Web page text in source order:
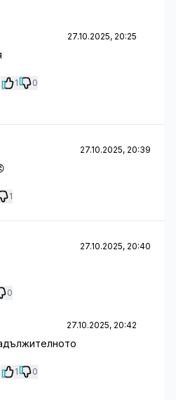
27.10.2025, 20:25
1 0
27.10.2025, 20:39
1
27.10.2025, 20:40
0
27.10.2025, 20:42
1 0